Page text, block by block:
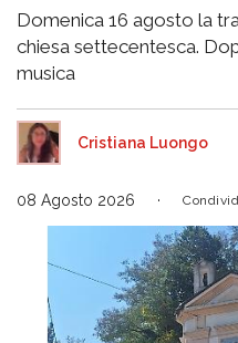
Domenica 16 agosto la
chiesa settecentesca.
musica
Cristiana Luongo
08 Agosto 2026